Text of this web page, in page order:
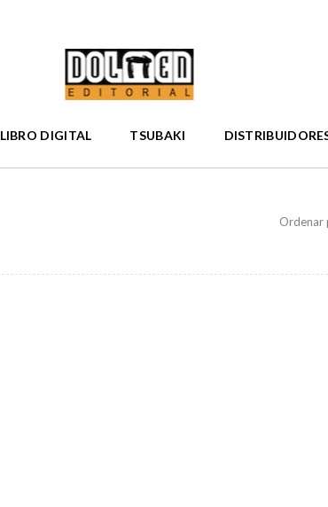
LIBRO DIGITAL TSUBAKI
Ordenar